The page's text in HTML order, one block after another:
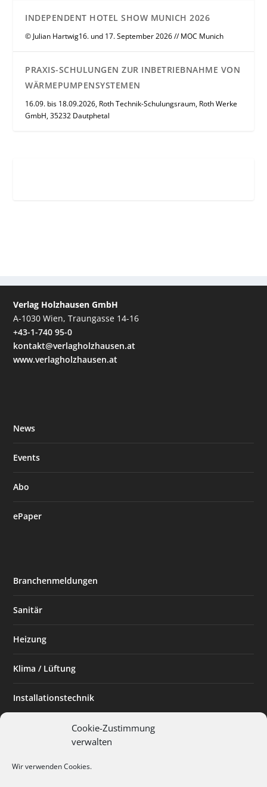
Cookie-Zustimmung
verwalten
Wir verwenden Cookies.
INDEPENDENT HOTEL SHOW MUNICH 2026
© Julian Hartwig16. und 17. September 2026 // MOC Munich
PRAXIS-SCHULUNGEN ZUR INBETRIEBNAHME VON
WÄRMEPUMPENSYSTEMEN
16.09. bis 18.09.2026, Roth Technik-Schulungsraum, Roth Werke
GmbH, 35232 Dautphetal
Verlag Holzhausen GmbH
A-1030 Wien, Traungasse 14-16
+43-1-740 95-0
kontakt@verlagholzhausen.at
www.verlagholzhausen.at
News
Events
Abo
ePaper
Branchenmeldungen
Sanitär
Heizung
Klima / Lüftung
Installationstechnik
Planen & Bauen